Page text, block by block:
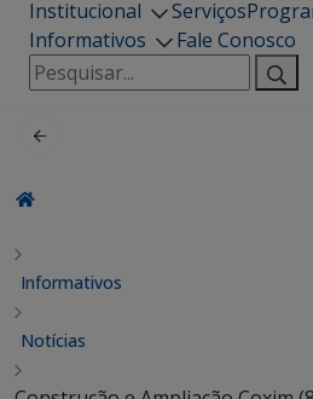
Institucional Serviços
Informativos
Fale Conosco
Pesquisar
por:
Informativos
Notícias